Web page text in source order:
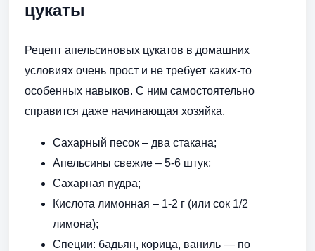
цукаты
Рецепт апельсиновых цукатов в домашних
условиях очень прост и не требует каких-то
особенных навыков. С ним самостоятельно
справится даже начинающая хозяйка.
Сахарный песок – два стакана;
Апельсины свежие – 5-6 штук;
Сахарная пудра;
Кислота лимонная – 1-2 г (или сок 1/2
лимона);
Специи: бадьян, корица, ваниль — по